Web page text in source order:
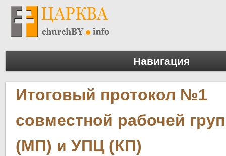
Навигация
Итоговый протокол №1
совместной рабочей
(МП) и УПЦ (КП)